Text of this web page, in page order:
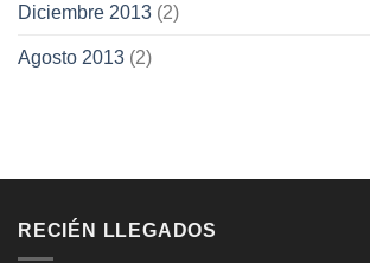
Diciembre 2013 (2)
Agosto 2013 (2)
RECIÉN LLEGADOS